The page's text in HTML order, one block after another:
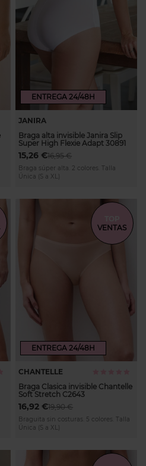
ENTREGA 24/48H
JANIRA
Braga alta invisible Janira Slip
Super High Flexie Adapt 30891
16,95 €
15,26 €
Braga súper alta. 2 colores. Talla
Única (S a XL)
ENTREGA 24/48H
VENTAS
CHANTELLE
Braga Clasica invisible Chantelle
Soft Stretch C2643
19,90 €
16,92 €
Braguita sin costuras. 5 colores. Talla
Única (S a XL)